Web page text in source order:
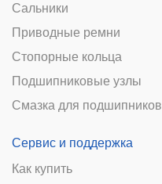
Сальники
Приводные ремни
Стопорные кольца
Подшипниковые узлы
Смазка для подшипников
Сервис и поддержка
Как купить